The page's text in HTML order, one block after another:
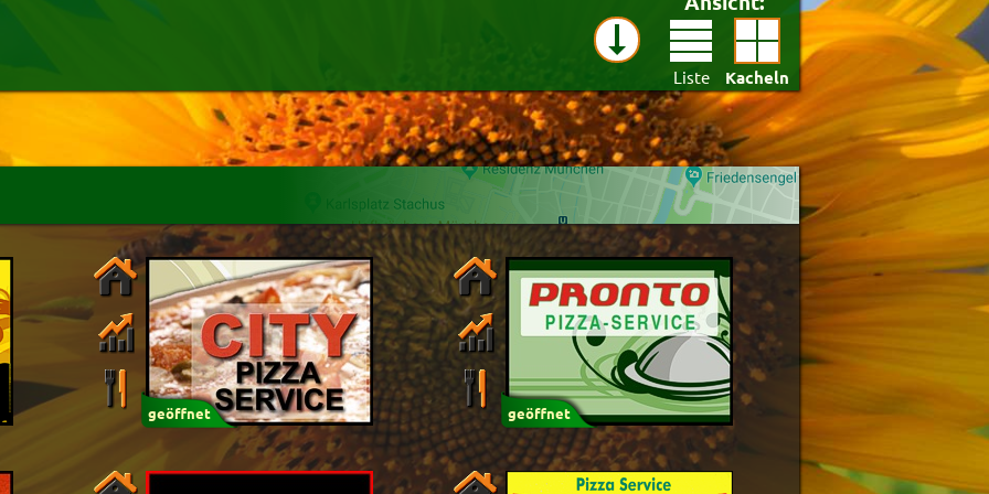
Liste Kacheln
Mindestbestellwert
Name
(ältester Shop zuerst)
Burger
Sandwich
Mittagsangebot
Vorspeisen
Suppen
Kindergerichte
Dessert
Getränke
Uhr bestellen Anwenden Zurücksetzen
94.7%
geöffnet
94.4%
geöffnet